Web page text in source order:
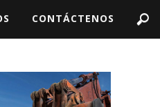
CONTÁCTENOS